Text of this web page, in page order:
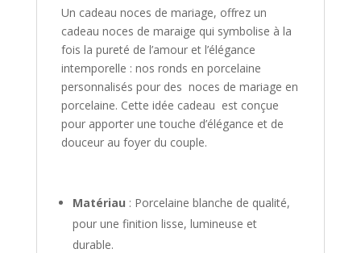
Un cadeau noces de mariage, offrez un
cadeau noces de maraige qui symbolise à la
fois la pureté de l’amour et l’élégance
intemporelle : nos ronds en porcelaine
personnalisés pour des noces de mariage en
porcelaine. Cette idée cadeau est conçue
pour apporter une touche d’élégance et de
douceur au foyer du couple.
Matériau : Porcelaine blanche de qualité,
pour une finition lisse, lumineuse et
durable.